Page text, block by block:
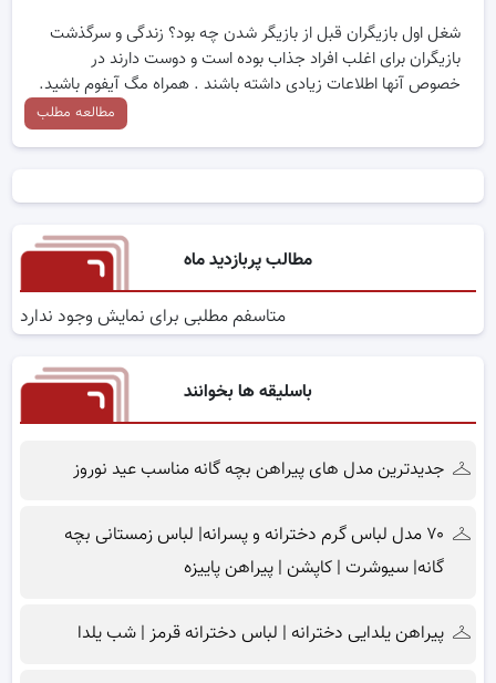
شغل اول بازیگران قبل از بازیگر شدن چه بود؟ زندگی و سرگذشت
بازیگران برای اغلب افراد جذاب بوده است و دوست دارند در
خصوص آنها اطلاعات زیادی داشته باشند . همراه مگ آیفوم باشید.
مطالعه مطلب
مطالب پربازدید ماه
متاسفم مطلبی برای نمایش وجود ندارد
باسلیقه ها بخوانند
جدیدترین مدل های پیراهن بچه گانه مناسب عید نوروز
۷۰ مدل لباس گرم دخترانه و پسرانه| لباس زمستانی بچه
گانه| سیوشرت | کاپشن | پیراهن پاییزه
پیراهن یلدایی دخترانه | لباس دخترانه قرمز | شب یلدا